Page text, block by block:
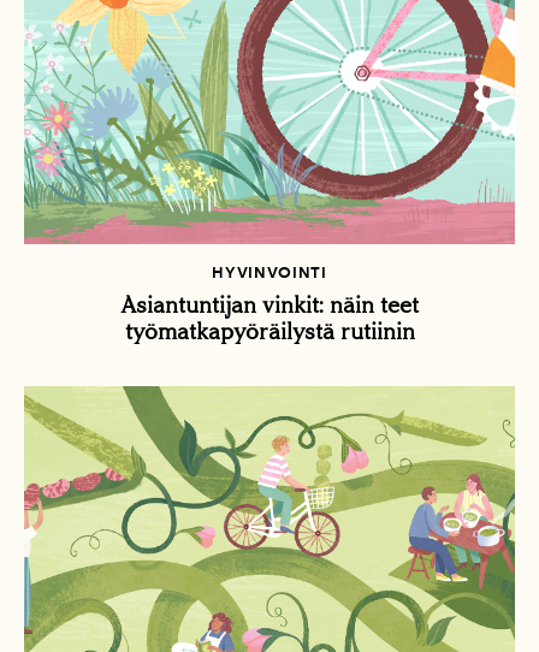
HYVINVOINTI
Asiantuntijan vinkit: näin teet
työmatkapyöräilystä rutiinin